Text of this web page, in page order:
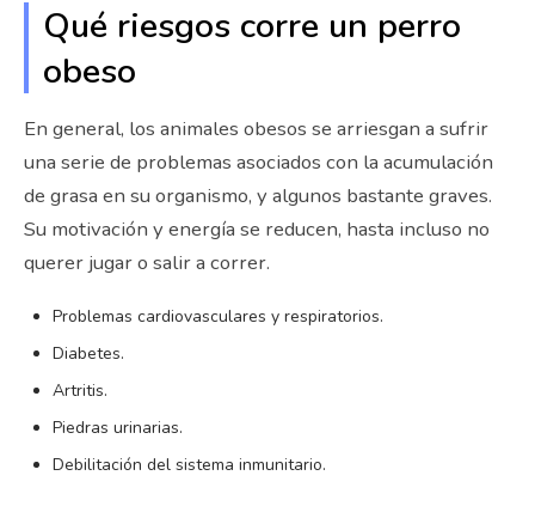
Qué riesgos corre un perro
obeso
En general, los animales obesos se arriesgan a sufrir
una serie de problemas asociados con la acumulación
de grasa en su organismo, y algunos bastante graves.
Su motivación y energía se reducen, hasta incluso no
querer jugar o salir a correr.
Problemas cardiovasculares y respiratorios.
Diabetes.
Artritis.
Piedras urinarias.
Debilitación del sistema inmunitario.